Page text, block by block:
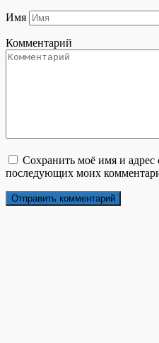
Имя
Комментарий
Сохранить моё имя и адрес
последующих моих